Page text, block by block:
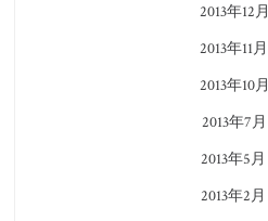
2013年12月
2013年11月
2013年10月
2013年7月
2013年5月
2013年2月